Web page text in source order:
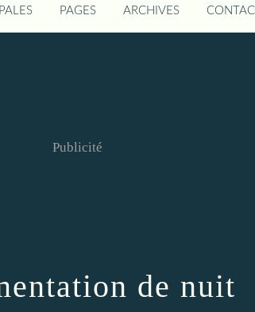
PAGES ARCHIVES
Publicité
de nuit